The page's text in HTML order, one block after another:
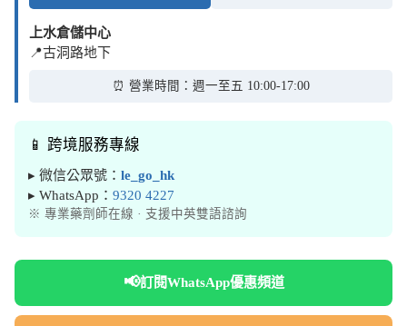
上水倉儲中心
📍古洞路地下
⏰ 營業時間：週一至五 10:00-17:00
📱 跨境服務專線
▸ 微信公眾號： le_go_hk
▸ WhatsApp： 9320 4227
※ 專業藥劑師在線 · 支援中英雙語諮詢
📢訂閱WhatsApp優惠頻道